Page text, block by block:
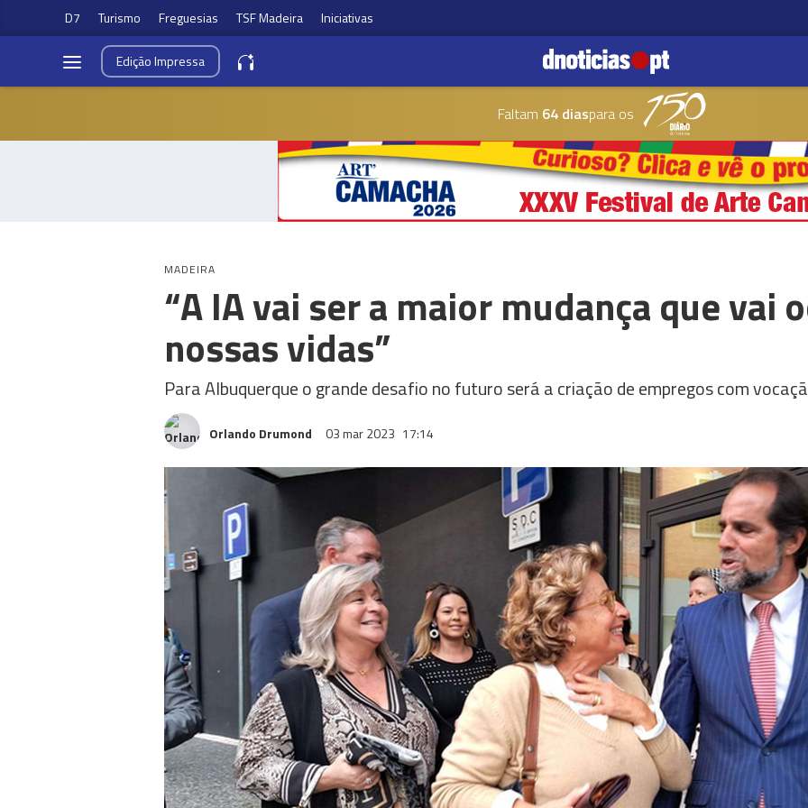
D7 Turismo Freguesias TSF Madeira Iniciativas
EdiçãoImpressa
Faltam 64 diaspara os
MADEIRA
“A IA vai ser a maior mudança que vai
nossas vidas”
Para Albuquerque o grande desafio no futuro será a criação de empregos com
Orlando Drumond 03 mar 2023 17:14